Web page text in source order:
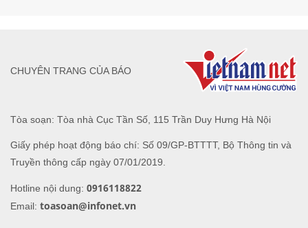
Tòa soạn: Tòa nhà Cục Tần Số, 115 Trần Duy Hưng Hà Nội
Giấy phép hoạt động báo chí: Số 09/GP-BTTTT, Bộ Thông tin và
Truyền thông cấp ngày 07/01/2019.
Hotline nội dung: 0916118822
Email: toasoan@infonet.vn
CHUYÊN TRANG CỦA BÁO